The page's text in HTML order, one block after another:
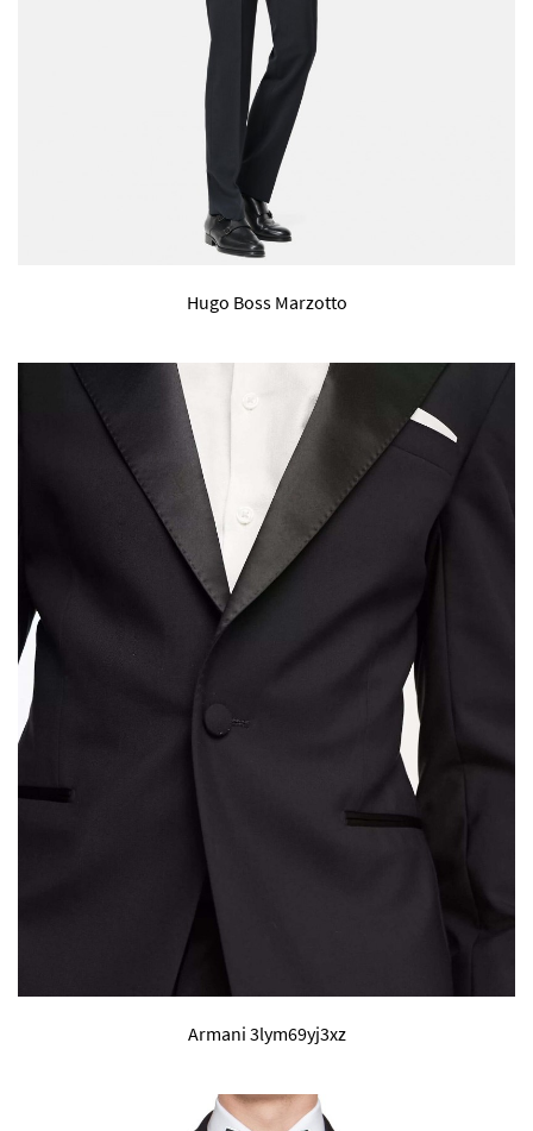
Hugo Boss Marzotto
Armani 3lym69yj3xz